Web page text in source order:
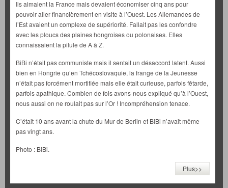
Ils aimaient la France mais devaient économiser cinq ans pour
pouvoir aller financièrement en visite à l’Ouest. Les Allemandes de
l’Est avaient un complexe de supériorité. Fallait pas les confondre
avec les ploucs des plaines hongroises ou polonaises. Elles
connaissaient la pilule de A à Z.
BiBi n’était pas communiste mais il sentait un désaccord latent. Aussi
bien en Hongrie qu’en Tchécoslovaquie, la frange de la Jeunesse
n’était pas forcément mortifiée mais elle était curieuse, parfois fêtarde,
parfois apathique. Combien de fois avons-nous expliqué qu’à l’Ouest,
nous aussi on ne roulait pas sur l’Or ! Incompréhension tenace.
C’était 10 ans avant la chute du Mur de Berlin et BiBi n’avait même
pas vingt ans.
Photo : BiBi.
Plus>>